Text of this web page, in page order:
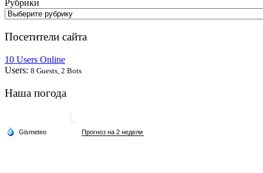
Рубрики
Посетители сайта
10 Users Online
Users: 8 Guests, 2 Bots
Наша погода